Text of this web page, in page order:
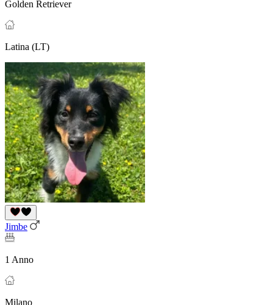
Golden Retriever
Latina (LT)
Jimbe
1 Anno
Milano